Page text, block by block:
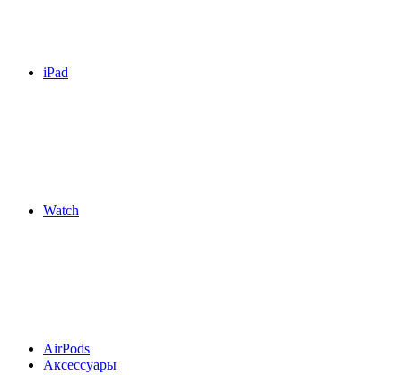
iPad
Watch
AirPods
Аксессуары